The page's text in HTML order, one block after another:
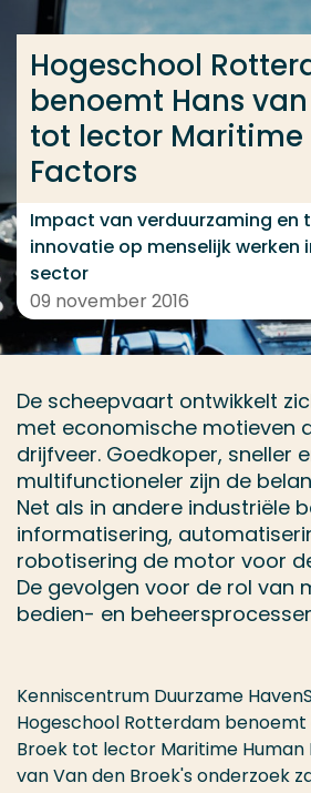
Ga direct naar de content
... > Hogeschool Rotterdam
Hogeschool
benoemt Hans
tot lector Maritime
Factors
Impact van verduurzaming en
innovatie op menselijk werken
sector
09 november 2016
De scheepvaart ontwikkelt
met economische motieven
drijfveer. Goedkoper, sneller
multifunctioneler zijn de
Net als in andere industriële
informatisering,
robotisering de motor voor
De gevolgen voor de rol van
bedien- en
Kenniscentrum Duurzame
Hogeschool Rotterdam benoemt
Broek tot lector Maritime Human
van Van den Broek's onderzoek
Veel gezocht
Contact